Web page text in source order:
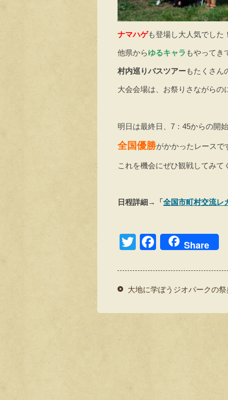
ナマハゲも登場し大人気でした！
他県からゆるキャラ もやってき
村内巡りバスツアーもたくさん
大会会場は、お祭りさながらの
明日は最終日、7：45からの開始
全国優勝がかかったレースで
これを機会にぜひ観戦してみて
日程詳細→「全国市町村交流レ
T
tt
er
F
c
e
Share
大地に学ぼうジオパークの